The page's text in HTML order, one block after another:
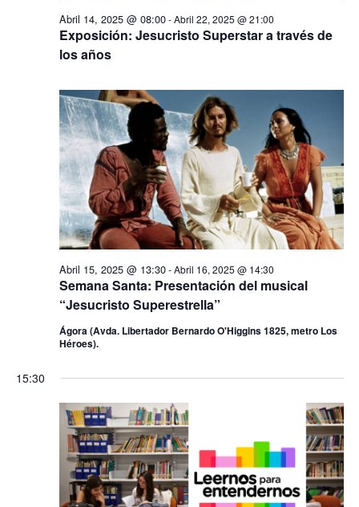
Exposición: Jesucristo Superstar a través de
los años
Abril 14, 2025 @ 08:00-Abril 22, 2025 @ 21:00
Semana Santa: Presentación del musical
“Jesucristo Superestrella”
Abril 15, 2025 @ 13:30-Abril 16, 2025 @ 14:30
Ágora (Avda. Libertador Bernardo O'Higgins 1825, metro Los
Héroes).
15:30